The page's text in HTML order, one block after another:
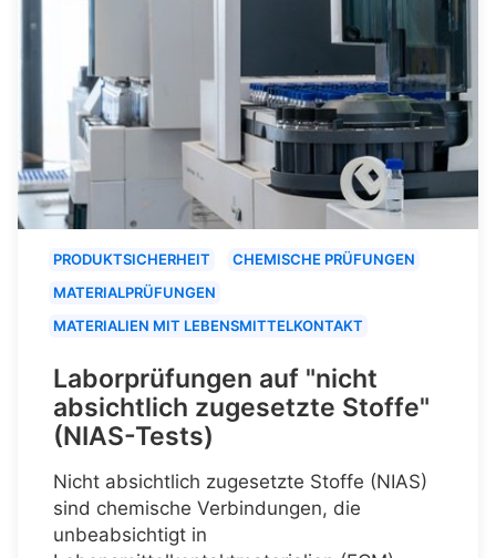
PRODUKTSICHERHEIT
CHEMISCHE PRÜFUNGEN
MATERIALPRÜFUNGEN
MATERIALIEN MIT LEBENSMITTELKONTAKT
Laborprüfungen auf "nicht
absichtlich zugesetzte Stoffe"
(NIAS-Tests)
Nicht absichtlich zugesetzte Stoffe (NIAS)
sind chemische Verbindungen, die
unbeabsichtigt in